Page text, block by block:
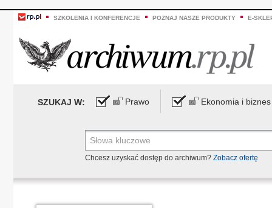
SZKOLENIA I KONFERENCJE POZNAJ NASZE PRODUKTY E-
SZUKAJ W: Prawo Ekonomia i biznes
Chcesz uzyskać dostęp do archiwum? Zobacz ofertę